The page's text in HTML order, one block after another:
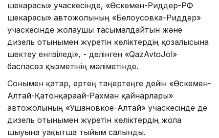
шекарасы» учаскесінде, «Өскемен-Риддер-РФ
шекарасы» автожолының «Белоусовка-Риддер»
учаскесінде жолаушы тасымалдайтын және
дизель отынымен жүретін көліктердің қозғалысына
шектеу енгізіледі», - делінген «QazAvtoJol»
баспасөз қызметінің мәліметінде.
Сонымен қатар, ертең таңертеңге дейін «Өскемен-
Алтай-Қатонқарағай-Рахман қайнарлары»
автожолының «Ушановкое-Алтай» учаскесінде де
дизель отынымен жүретін көліктердің жолға
шығуына уақытша тыйым салынды.